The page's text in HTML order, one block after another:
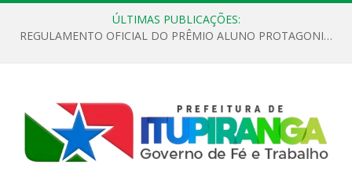
ÚLTIMAS PUBLICAÇÕES:
REGULAMENTO OFICIAL DO PRÊMIO ALUNO PROTAGONISTA – EDIÇÃO 2026